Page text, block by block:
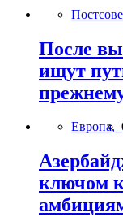
После
ищут
Европа,
ключом